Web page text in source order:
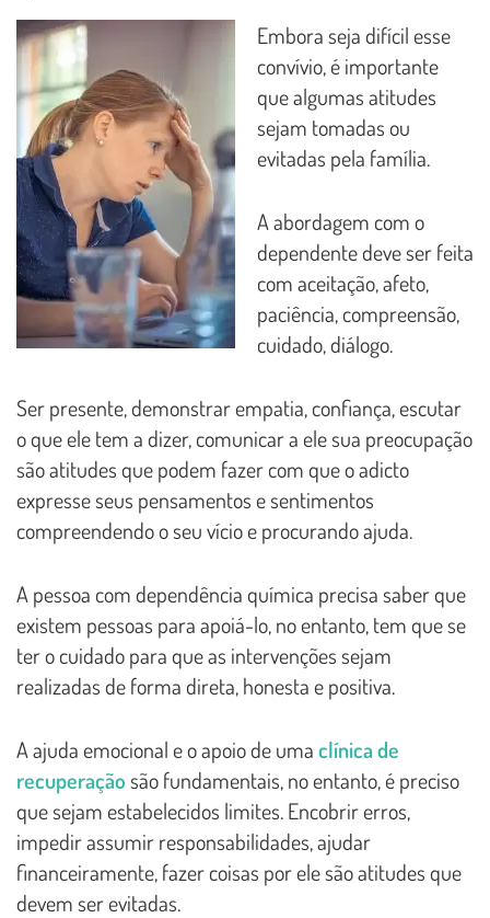
Embora seja difícil esse
convívio, é importante
que algumas atitudes
sejam tomadas ou
evitadas pela família.
A abordagem com o
dependente deve ser feita
com aceitação, afeto,
paciência, compreensão,
cuidado, diálogo.
Ser presente, demonstrar empatia, confiança, escutar
o que ele tem a dizer, comunicar a ele sua preocupação
são atitudes que podem fazer com que o adicto
expresse seus pensamentos e sentimentos
compreendendo o seu vício e procurando ajuda.
A pessoa com dependência química precisa saber que
existem pessoas para apoiá-lo, no entanto, tem que se
ter o cuidado para que as intervenções sejam
realizadas de forma direta, honesta e positiva.
A ajuda emocional e o apoio de umaclínica de
recuperaçãosão fundamentais, no entanto, é preciso
que sejam estabelecidos limites. Encobrir erros,
impedir assumir responsabilidades, ajudar
financeiramente, fazer coisas por ele são atitudes que
devem ser evitadas.